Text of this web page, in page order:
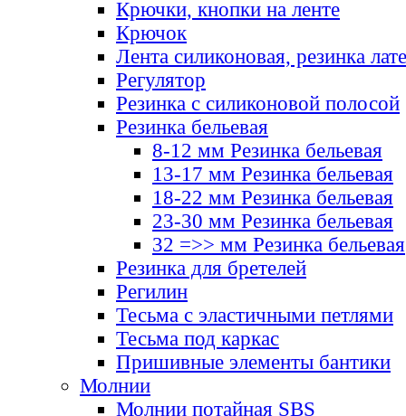
Крючки, кнопки на ленте
Крючок
Лента силиконовая, резинка
Регулятор
Резинка с силиконовой полосой
Резинка бельевая
8-12 мм Резинка бельевая
13-17 мм Резинка бельевая
18-22 мм Резинка бельевая
23-30 мм Резинка бельевая
32 =>> мм Резинка бельевая
Резинка для бретелей
Регилин
Тесьма с эластичными петлями
Тесьма под каркас
Пришивные элементы бантики
Молнии
Молнии потайная SBS